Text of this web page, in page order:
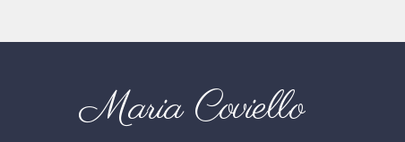
Maria Coviello